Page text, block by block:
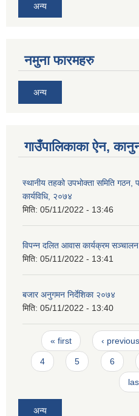
अन्य
नमुना फारमहरु
अन्य
गाउँपालिकाका ऐन,
स्थानीय तहको उपभोक्ता समिति गठन,
कार्यविधि, २०७४
मिति: 05/11/2022 - 13:46
विपन्न दलित आवास कार्यक्रम सञ्चालन
मिति: 05/11/2022 - 13:41
बजार अनुगमन निर्देशिका २०७४
मिति: 05/11/2022 - 13:40
Pages
« first ‹ previous
4 5 6
अन्य